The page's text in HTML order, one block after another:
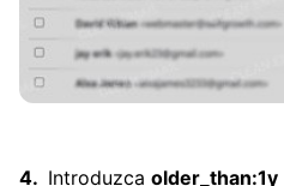
Introduzca older_than:1y